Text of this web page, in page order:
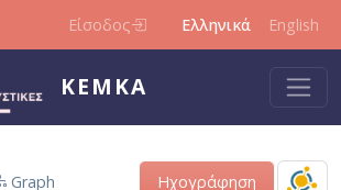
Είσοδος Ελληνικά English
ΚΕΜΚΑ
Graph Ηχογράφηση